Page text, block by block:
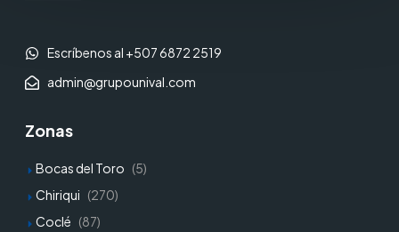
Escríbenos al +507 6872 2519
admin@grupounival.com
Zonas
Bocas del Toro (5)
Chiriqui (270)
Coclé (87)